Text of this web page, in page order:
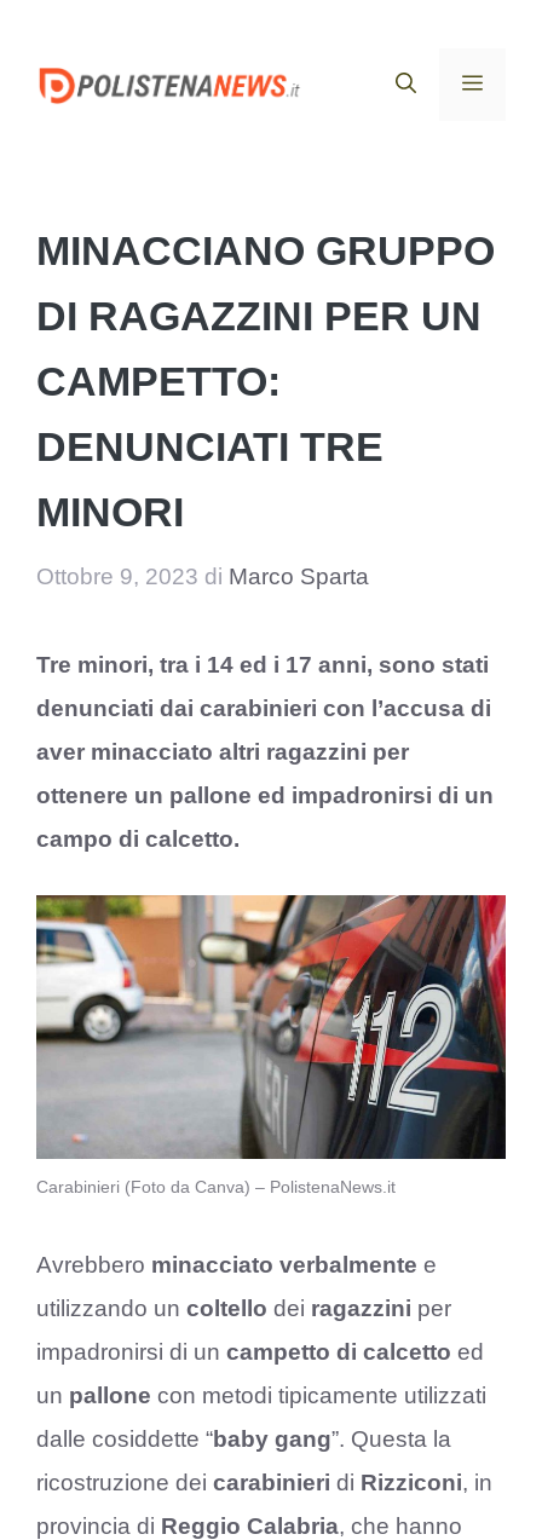
contenuto
Menu
MINACCIANO GRUPPO
DI RAGAZZINI PER UN
CAMPETTO:
DENUNCIATI TRE
MINORI
Ottobre 9, 2023 di Marco Sparta
Tre minori, tra i 14 ed i 17 anni, sono stati
denunciati dai carabinieri con l’accusa di
aver minacciato altri ragazzini per
ottenere un pallone ed impadronirsi di un
campo di calcetto.
Carabinieri (Foto da Canva) – PolistenaNews.it
Avrebbero minacciato verbalmente e
utilizzando un coltello dei ragazzini per
impadronirsi di un campetto di calcetto ed
un pallone con metodi tipicamente utilizzati
dalle cosiddette “baby gang”. Questa la
ricostruzione dei carabinieri di Rizziconi, in
provincia di Reggio Calabria, che hanno